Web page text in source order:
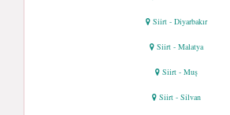
Siirt - Diyarbakır
Siirt - Malatya
Siirt - Muş
Siirt - Silvan